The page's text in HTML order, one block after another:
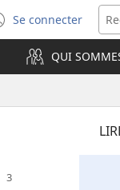
Se connecter
(ouvre
une
nouvelle
fenêtre)
QUI